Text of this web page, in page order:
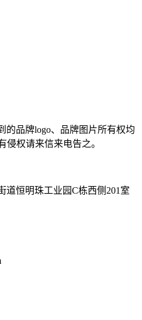
的品牌logo、品牌图片所有权均
侵权请来信来电告之。
道恒明珠工业园C栋西侧201室